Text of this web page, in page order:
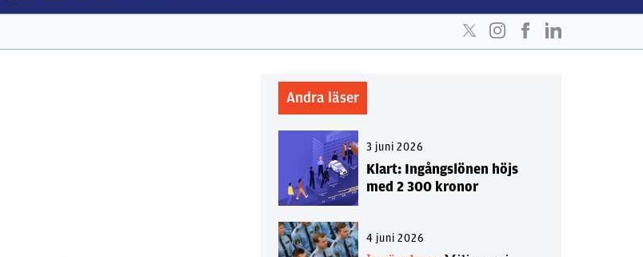
Andra läser
3 juni 2026
Klart: Ingångslönen höjs
med 2 300 kronor
4 juni 2026